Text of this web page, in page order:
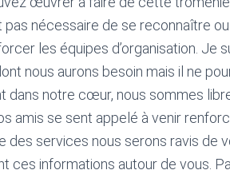
nécessaire de se reconnaître
les équipes d’organisation. Je
nous aurons besoin mais il ne
dans notre cœur, nous sommes
amis se sent appelé à venir
des services nous serons ravis de
ces informations autour de vous.